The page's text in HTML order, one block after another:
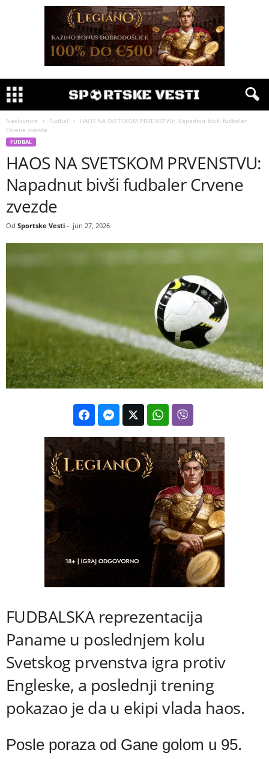
Naslovnica Fudbal
HAOS NA SVETSKOM PRVENSTVU: Napadnut bivši fudbaler
Crvene zvezde
FUDBAL
HAOS NA SVETSKOM PRVENSTVU:
Napadnut bivši fudbaler Crvene
zvezde
Od Sportske Vesti - jun 27, 2026
FUDBALSKA reprezentacija
Paname u poslednjem kolu
Svetskog prvenstva igra protiv
Engleske, a poslednji trening
pokazao je da u ekipi vlada haos.
Posle poraza od Gane golom u 95.